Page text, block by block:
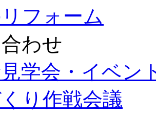
フォーム
わせ
学会・イベン
り作戦会議